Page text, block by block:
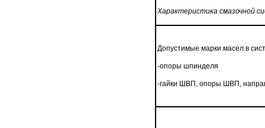
Характеристика смазочной
Допустимые марки масел в
-опоры шпинделя
-гайки ШВП, опоры ШВП,